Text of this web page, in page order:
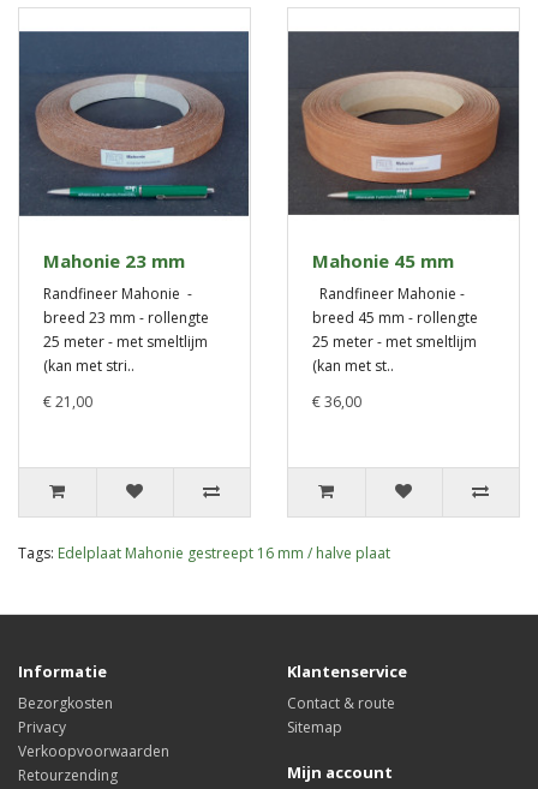
Mahonie 23 mm
Randfineer Mahonie -
breed 23 mm - rollengte
25 meter - met smeltlijm
(kan met stri..
€ 21,00
Mahonie 45 mm
Randfineer Mahonie -
breed 45 mm - rollengte
25 meter - met smeltlijm
(kan met st..
€ 36,00
Tags: Edelplaat Mahonie gestreept 16 mm / halve plaat
Informatie
Bezorgkosten
Privacy
Verkoopvoorwaarden
Retourzending
Klantenservice
Contact & route
Sitemap
Mijn account